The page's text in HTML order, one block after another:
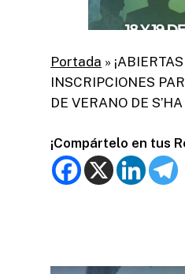
Portada »
INSCRIPCIONES
DE VERANO DE
¡Compártelo en tus